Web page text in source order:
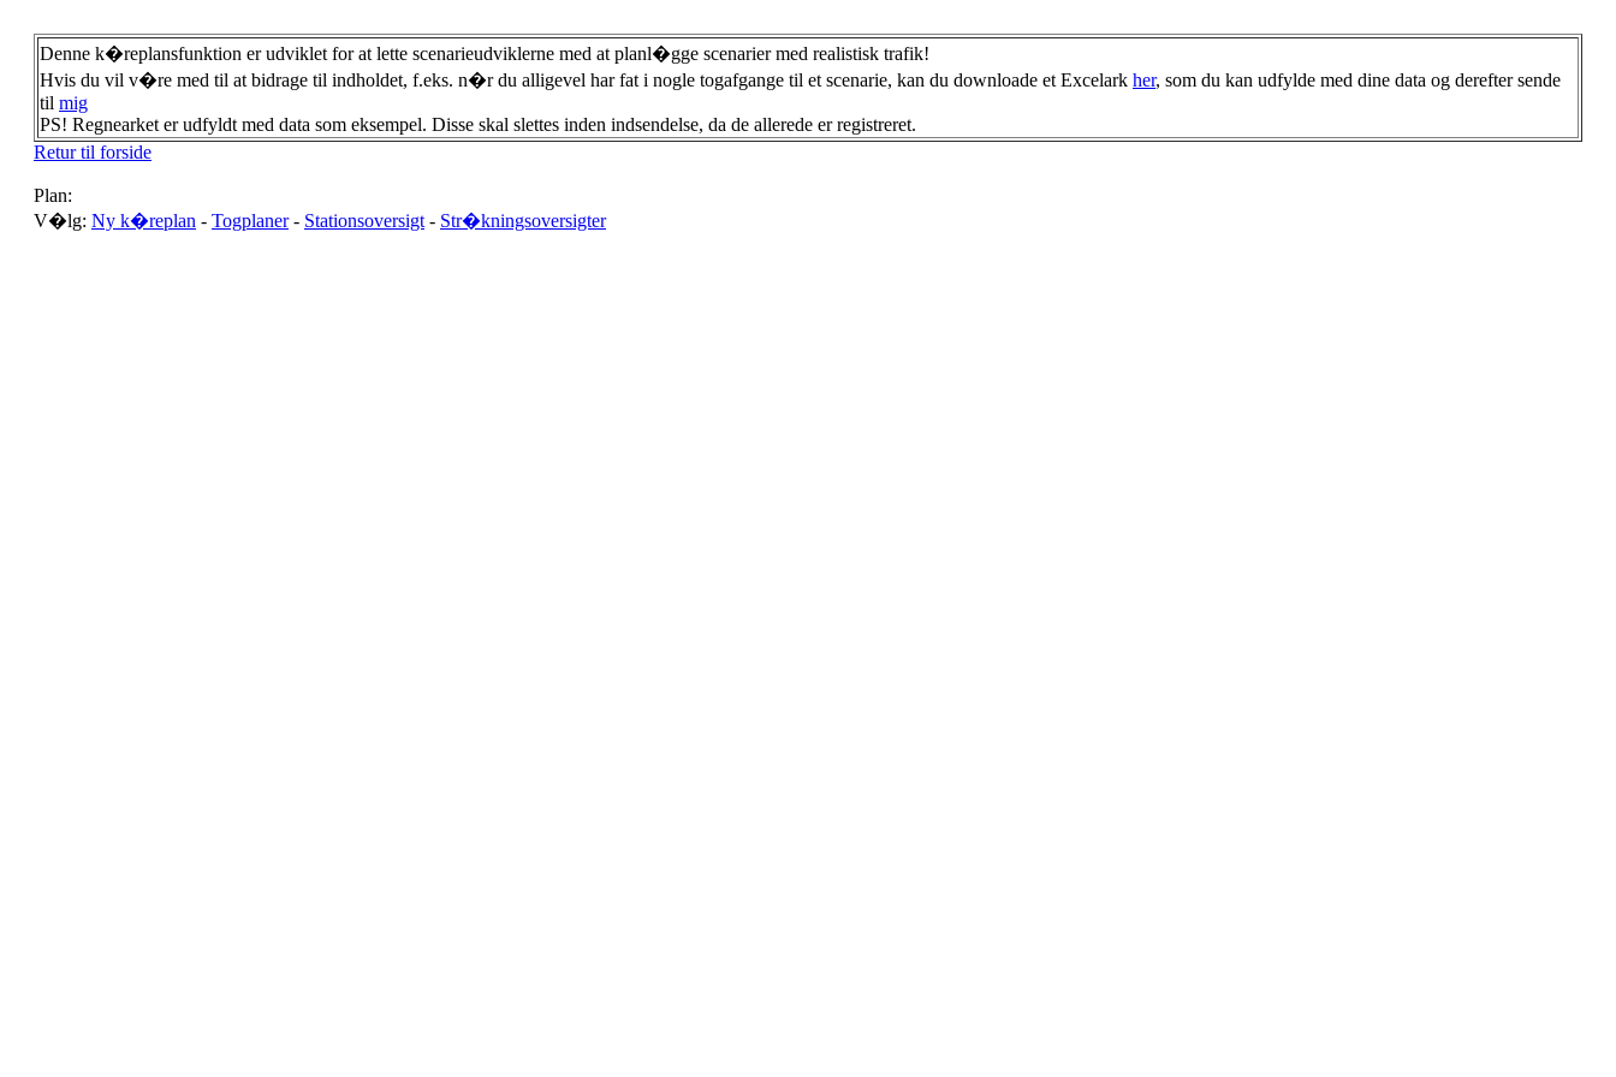
Denne k�replansfunktion er udviklet for at lette scenarieudviklerne med at planl�gge scenarier med realistisk trafik!
Hvis du vil v�re med til at bidrage til indholdet, f.eks. n�r du alligevel har fat i nogle togafgange til et scenarie, kan du downloade et Excelark her, som du kan udfylde med dine data og derefter sende
til mig
PS! Regnearket er udfyldt med data som eksempel. Disse skal slettes inden indsendelse, da de allerede er registreret.
Retur til forside
Plan:
V�lg: Ny k�replan - Togplaner- Stationsoversigt - Str�kningsoversigter